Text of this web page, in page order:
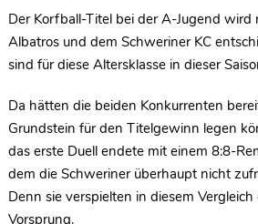
Der Korfball-Titel bei der A-Jugend wird
Albatros und dem Schweriner KC
sind für diese Altersklasse in dieser
Da hätten die beiden Konkurrenten
Grundstein für den Titelgewinn legen
das erste Duell endete mit einem 8:8-
dem die Schweriner überhaupt nicht
Denn sie verspielten in diesem
Vorsprung.